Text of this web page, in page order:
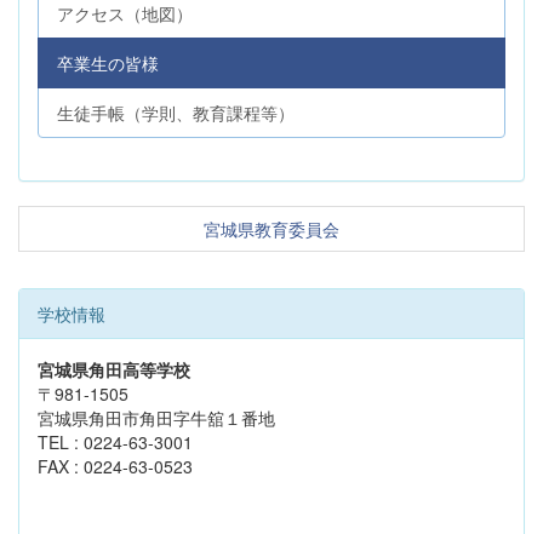
アクセス（地図）
卒業生の皆様
生徒手帳（学則、教育課程等）
宮城県教育委員会
学校情報
宮城県角田高等学校
〒981-1505
宮城県角田市角田字牛舘１番地
TEL : 0224-63-3001
FAX : 0224-63-0523